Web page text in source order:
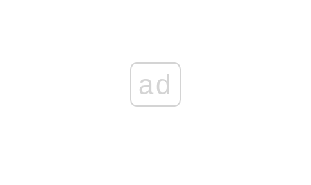
ad